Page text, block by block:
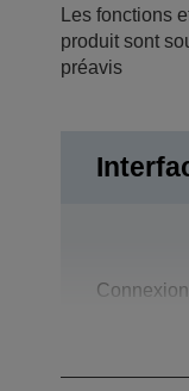
Les fonctions
produit sont
préavis